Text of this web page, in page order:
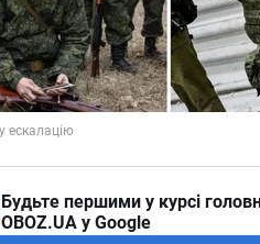
Будьте першими у курсі
OBOZ.UA у Google